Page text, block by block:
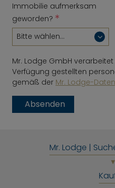
Immobilie aufmerksam
geworden? *
Mr. Lodge GmbH
Verfügung gestellten
gemäß der Mr. Lodge-
Absenden
Mr. Lodge |